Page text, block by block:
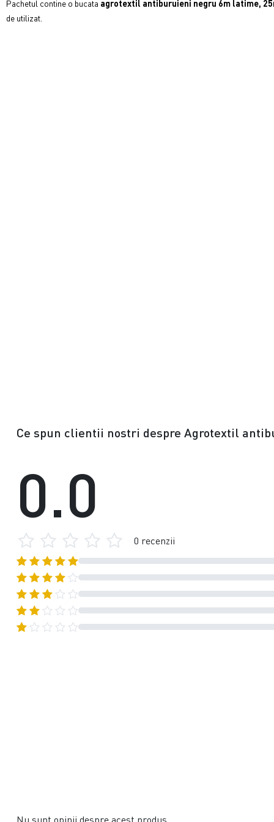
Pachetul contine o bucata agrotextil antiburuieni negru 6m latime,
de utilizat.
Ce spun clientii nostri despre Agrotextil
0.0
0 recenzii
Nu sunt opinii despre acest produs.